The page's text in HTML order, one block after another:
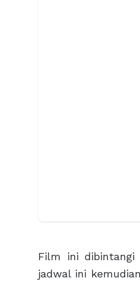
Film ini dibintangi
jadwal ini